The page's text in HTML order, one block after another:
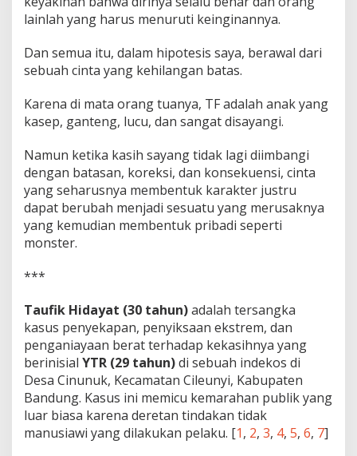
lainlah yang harus menuruti keinginannya.
Dan semua itu, dalam hipotesis saya, berawal dari
sebuah cinta yang kehilangan batas.
Karena di mata orang tuanya, TF adalah anak yang
kasep, ganteng, lucu, dan sangat disayangi.
Namun ketika kasih sayang tidak lagi diimbangi
dengan batasan, koreksi, dan konsekuensi, cinta
yang seharusnya membentuk karakter justru
dapat berubah menjadi sesuatu yang merusaknya
yang kemudian membentuk pribadi seperti
monster.
***
Taufik Hidayat (30 tahun)adalah tersangka
kasus penyekapan, penyiksaan ekstrem, dan
penganiayaan berat terhadap kekasihnya yang
berinisial YTR (29 tahun)di sebuah indekos di
Desa Cinunuk, Kecamatan Cileunyi, Kabupaten
Bandung. Kasus ini memicu kemarahan publik yang
luar biasa karena deretan tindakan tidak
manusiawi yang dilakukan pelaku. [1, 2, 3, 4, 5, 6, 7]